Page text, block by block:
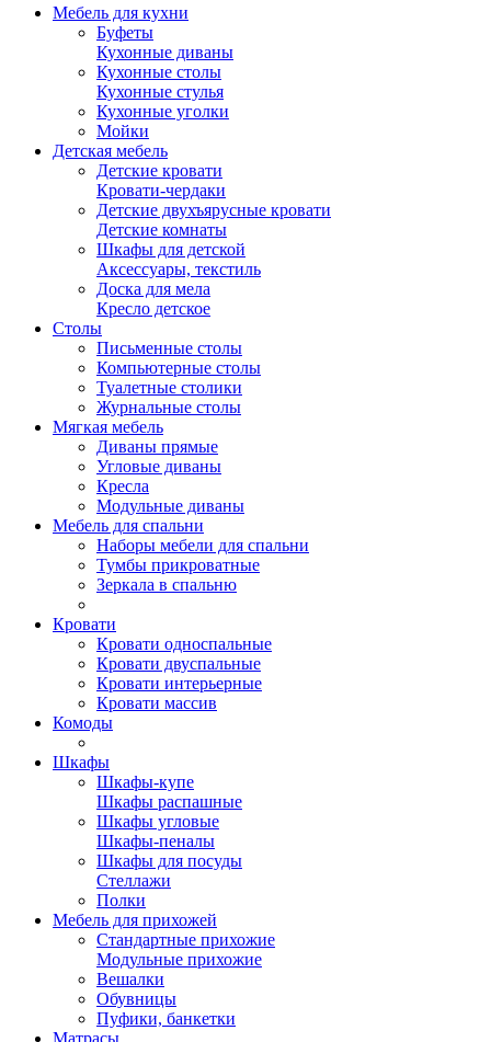
Мебель для кухни
Буфеты
Кухонные диваны
Кухонные столы
Кухонные стулья
Кухонные уголки
Мойки
Детская мебель
Детские кровати
Кровати-чердаки
Детские двухъярусные кровати
Детские комнаты
Шкафы для детской
Аксессуары, текстиль
Доска для мела
Кресло детское
Столы
Письменные столы
Компьютерные столы
Туалетные столики
Журнальные столы
Мягкая мебель
Диваны прямые
Угловые диваны
Кресла
Модульные диваны
Мебель для спальни
Наборы мебели для спальни
Тумбы прикроватные
Зеркала в спальню
Кровати
Кровати односпальные
Кровати двуспальные
Кровати интерьерные
Кровати массив
Комоды
Шкафы
Шкафы-купе
Шкафы распашные
Шкафы угловые
Шкафы-пеналы
Шкафы для посуды
Стеллажи
Полки
Мебель для прихожей
Стандартные прихожие
Модульные прихожие
Вешалки
Обувницы
Пуфики, банкетки
Матрасы